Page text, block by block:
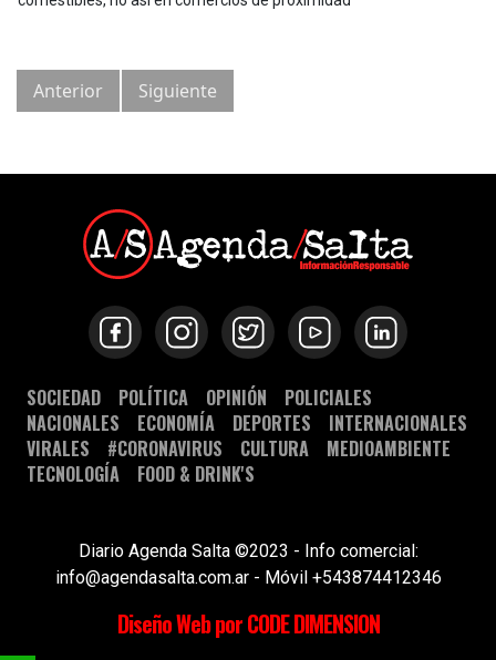
Anterior Siguiente
SOCIEDAD POLÍTICA OPINIÓN
POLICIALES
NACIONALES
ECONOMÍA DEPORTES
INTERNACIONALES
VIRALES
#CORONAVIRUS CULTURA
MEDIOAMBIENTE
TECNOLOGÍA
FOOD & DRINK'S
Diario Agenda Salta ©2023 - Info comercial:
info@agendasalta.com.ar - Móvil +543874412346
Diseño Web por CODE DIMENSION